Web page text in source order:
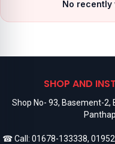
No recently
SHOP AND
Shop No- 93, Basement-2,
☎ Call: 01678-133338,